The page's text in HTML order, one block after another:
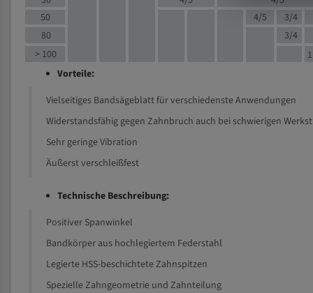
50
4/5 3/4
80
3/4
> 100
Vorteile:
Vielseitiges Bandsägeblatt für verschiedenste Anwendungen
Widerstandsfähig gegen Zahnbruch auch bei schwierigen
Sehr geringe Vibration
Äußerst verschleißfest
Technische Beschreibung:
Positiver Spanwinkel
Bandkörper aus hochlegiertem Federstahl
Legierte HSS-beschichtete Zahnspitzen
Spezielle Zahngeometrie und Zahnteilung